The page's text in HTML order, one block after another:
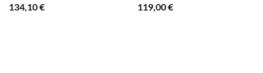
134,10€
119,00€